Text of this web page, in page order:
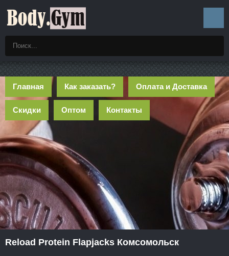
Главная Как заказать? Оплата и Доставка
Скидки Оптом Контакты
Reload Protein Flapjacks Комсомольск